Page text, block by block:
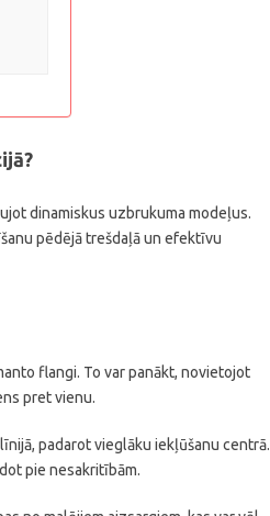
dinamiskus uzbrukuma modeļus.
pēdējā trešdaļā un efektīvu
flangi. To var panākt, novietojot
pret vienu.
padarot vieglāku iekļūšanu centrā.
pie nesakritībām.